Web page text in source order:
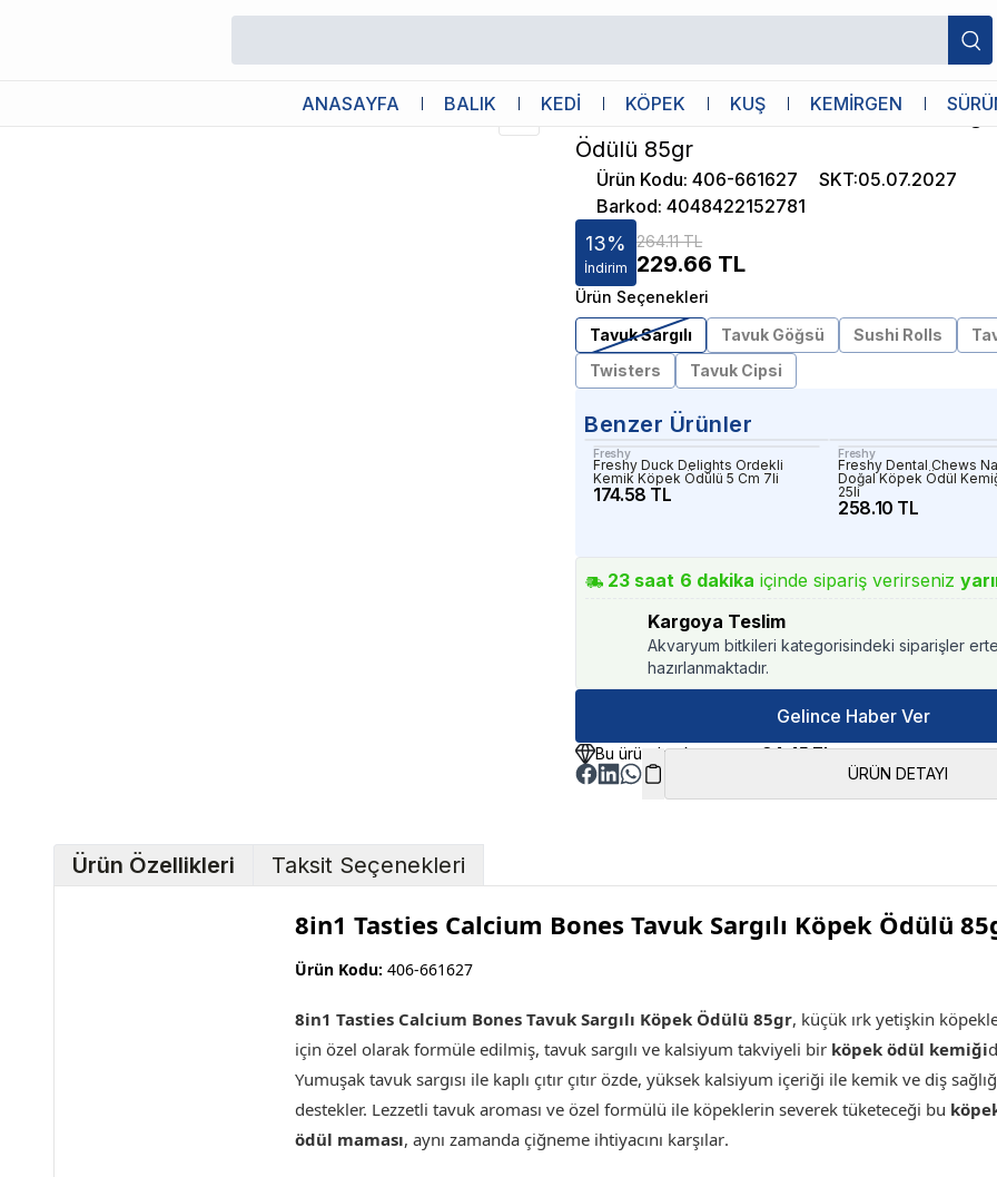
ANASAYFA BALIK KEDİ KÖPEK KUŞ KEMİRGEN
8 in 1
8in1 Tasties Calcium Bones Tavuk
Ödülü 85gr
Ürün Kodu:406-661627 SKT:05.07.2027
Barkod:4048422152781
13%
İndirim
264.11 TL
229.66 TL
Ürün Seçenekleri
Tavuk Sargılı
Tavuk Göğsü Sushi Rolls
Twisters
Tavuk Cipsi
Benzer Ürünler
Freshy
Freshy Duck Delights Ördekli
Kemik Köpek Ödülü 5 Cm 7li
174.58 TL
Freshy
Freshy Dental Chews
Doğal Köpek Ödül
25li
258.10 TL
23 saat 6 dakika içinde sipariş verirseniz
Kargoya Teslim
Akvaryum bitkileri kategorisindeki siparişler
hazırlanmaktadır.
Gelince Haber Ver
Bu üründen kazancınız34.45 TL
ÜRÜN DETAYI
Ürün Özellikleri Taksit Seçenekleri
8in1 Tasties Calcium Bones Tavuk Sargılı Köpek Ödülü
Ürün Kodu: 406-661627
8in1 Tasties Calcium Bones Tavuk Sargılı Köpek Ödülü 85gr, küçük ırk yetişkin
için özel olarak formüle edilmiş, tavuk sargılı ve kalsiyum takviyeli bir köpek ödül kemiği
Yumuşak tavuk sargısı ile kaplı çıtır çıtır özde, yüksek kalsiyum içeriği ile kemik ve diş
destekler. Lezzetli tavuk aroması ve özel formülü ile köpeklerin severek tüketeceği bu
ödül maması, aynı zamanda çiğneme ihtiyacını karşılar.